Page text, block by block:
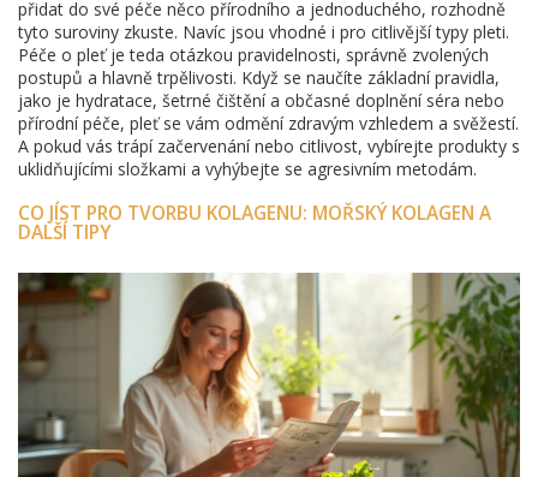
přidat do své péče něco přírodního a jednoduchého, rozhodně
tyto suroviny zkuste. Navíc jsou vhodné i pro citlivější typy pleti.
Péče o pleť je teda otázkou pravidelnosti, správně zvolených
postupů a hlavně trpělivosti. Když se naučíte základní pravidla,
jako je hydratace, šetrné čištění a občasné doplnění séra nebo
přírodní péče, pleť se vám odmění zdravým vzhledem a svěžestí.
A pokud vás trápí začervenání nebo citlivost, vybírejte produkty s
uklidňujícími složkami a vyhýbejte se agresivním metodám.
CO JÍST PRO TVORBU KOLAGENU: MOŘSKÝ KOLAGEN A
DALŠÍ TIPY